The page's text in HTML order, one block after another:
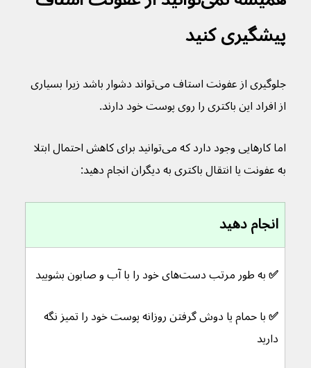
پیشگیری کنید
جلوگیری از عفونت استاف می‌تواند دشوار باشد زیرا بسیاری
از افراد این باکتری را روی پوست خود دارند.
اما کارهایی وجود دارد که می‌توانید برای کاهش احتمال ابتلا
به عفونت یا انتقال باکتری به دیگران انجام دهید:
انجام دهید
✅ به طور مرتب دست‌های خود را با آب و صابون بشویید
✅ با حمام یا دوش گرفتن روزانه پوست خود را تمیز نگه
دارید